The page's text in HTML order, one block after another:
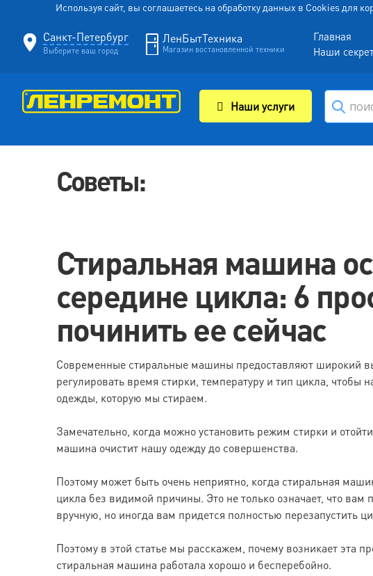
Используя сайт, вы соглашаетесь на обработку данных в Cookies для
Санкт-Петербург
Выберите ваш город
ЛенБытТехника
Магазин востановленной техники
Главная
Наши
Наши услуги
Советы:
Стиральная машина
середине цикла: 6
починить ее сейчас
Современные стиральные машины предоставляют широкий
регулировать время стирки, температуру и тип цикла, чтобы
одежды, которую мы стираем.
Замечательно, когда можно установить режим стирки и
машина очистит нашу одежду до совершенства.
Поэтому может быть очень неприятно, когда стиральная
цикла без видимой причины. Это не только означает, что
вручную, но иногда вам придется полностью перезапустить
Поэтому в этой статье мы расскажем, почему возникает эта
стиральная машина работала хорошо и бесперебойно.